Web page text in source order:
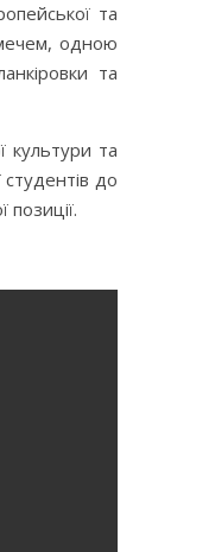
та
одною
та
культури та
до